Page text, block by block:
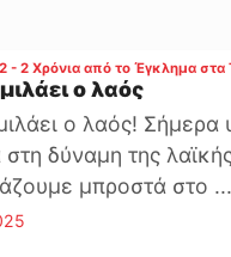
- 2 Χρόνια από το Έγκλημα
ο λαός
ο λαός! Σήμερα
δύναμη της
μπροστά στο ...